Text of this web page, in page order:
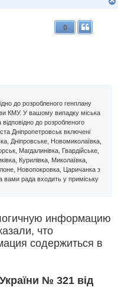
0
до розробленого генплану
КМУ. У вашому випадку міська
до розробленого
Дніпропетровськ включені
Дніпровське, Новомиколаївка,
Магдалинівка, Гвардійське,
Курилівка, Миколаївка,
Новопокровка, Царичанка з
вами рада входить у приміську
информацию
что
содержиться в
№ 321 від